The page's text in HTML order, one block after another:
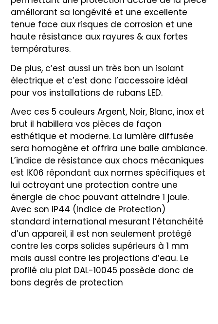
améliorant sa longévité et une excellente
tenue face aux risques de corrosion et une
haute résistance aux rayures & aux fortes
températures.
De plus, c’est aussi un très bon un isolant
électrique et c’est donc l’accessoire idéal
pour vos installations de rubans LED.
Avec ces 5 couleurs Argent, Noir, Blanc, inox et
brut il habillera vos pièces de façon
esthétique et moderne. La lumière diffusée
sera homogène et offrira une balle ambiance.
L’indice de résistance aux chocs mécaniques
est IK06 répondant aux normes spécifiques et
lui octroyant une protection contre une
énergie de choc pouvant atteindre 1 joule.
Avec son IP44 (Indice de Protection)
standard international mesurant l’étanchéité
d’un appareil, il est non seulement protégé
contre les corps solides supérieurs à 1 mm
mais aussi contre les projections d’eau. Le
profilé alu plat DAL-10045 possède donc de
bons degrés de protection